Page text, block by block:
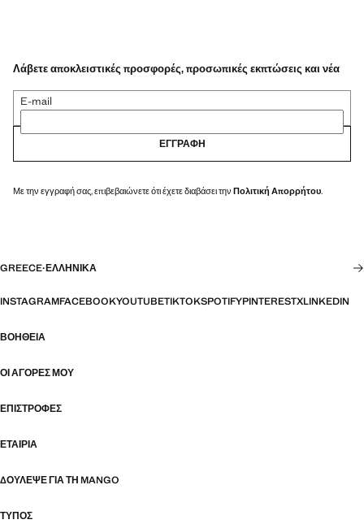
Λάβετε αποκλειστικές προσφορές, προσωπικές εκπτώσεις και νέα
E-mail
ΕΓΓΡΑΦΉ
Με την εγγραφή σας, επιβεβαιώνετε ότι έχετε διαβάσει την Πολιτική Απορρήτου.
GREECE·ΕΛΛΗΝΙΚΆ
INSTAGRAMFACEBOOKYOUTUBETIKTOKSPOTIFYPINTERESTXLINKEDIN
ΒΟΉΘΕΙΑ
ΟΙ ΑΓΟΡΈΣ ΜΟΥ
ΕΠΙΣΤΡΟΦΈΣ
ΕΤΑΙΡΊΑ
ΔΟΎΛΕΨΕ ΓΙΑ ΤΗ MANGO
ΤΎΠΟΣ